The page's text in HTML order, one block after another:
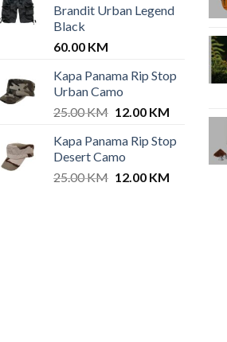
42.00 KM.35.00 KM.
Brandit Urban Legend
Black
60.00 KM
Kapa Panama Rip Stop
Urban Camo
25.00KM Original
was:
25.00 KM.
12.00 KMCurrent
is:
12.00 KM.
Kapa Panama Rip Stop
Desert Camo
25.00KM Original
12.00 KMCurrent